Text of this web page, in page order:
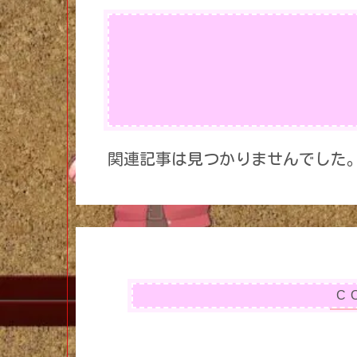
関連記事は見つかりませんでした